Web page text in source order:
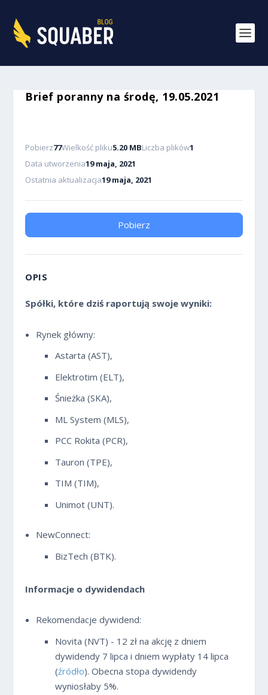
Brief poranny na środę, 19.05.2021
Pobierz77Wielkość pliku5.20 MBLiczba plików1
Data utworzenia19 maja, 2021
Ostatnia aktualizacja19 maja, 2021
Pobierz
OPIS
Spółki, które dziś raportują swoje wyniki:
Rynek główny:
Astarta (AST),
Elektrotim (ELT),
Śnieżka (SKA),
ML System (MLS),
PCC Rokita (PCR),
Tauron (TPE),
TIM (TIM),
Unimot (UNT).
NewConnect:
BizTech (BTK).
Informacje o dywidendach
Rekomendacje dywidend:
Novita (NVT) - 12 zł na akcję z dniem
dywidendy 7 lipca i dniem wypłaty 14 lipca
(źródło). Obecna stopa dywidendy
wyniosłaby 5%.